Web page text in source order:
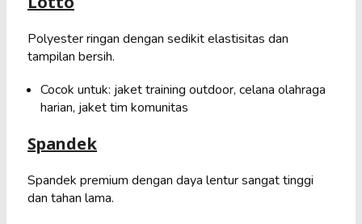
Polyester ringan dengan sedikit elastisitas dan
tampilan bersih.
Cocok untuk: jaket training outdoor, celana olahraga
harian, jaket tim komunitas
Spandek
Spandek premium dengan daya lentur sangat tinggi
dan tahan lama.